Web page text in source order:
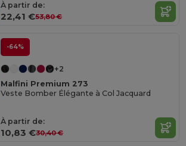
À partir de:
22,41 €53,80 €
-64%
+2
Malfini Premium 273
Veste Bomber Élégante à Col Jacquard
À partir de:
10,83 €30,40 €